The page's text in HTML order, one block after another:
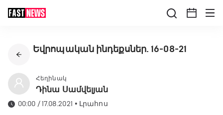
Եվրոպական ինդեքսներ. 16-08-21
Հեղինակ
Դինա Սամվելյան
00:00 / 17.08.2021 • Լրահոս